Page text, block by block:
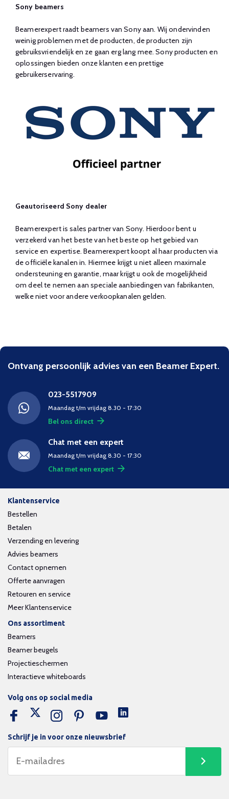
Sony beamers
Beamerexpert raadt beamers van Sony aan. Wij ondervinden
weinig problemen met de producten, de producten zijn
gebruiksvriendelijk en ze gaan erg lang mee. Sony producten en
oplossingen bieden onze klanten een prettige
gebruikerservaring.
Geautoriseerd Sony dealer
Beamerexpert is sales partner van Sony. Hierdoor bent u
verzekerd van het beste van het beste op het gebied van
service en expertise. Beamerexpert koopt al haar producten via
de officiële kanalen in. Hiermee krijgt u niet alleen maximale
ondersteuning en garantie, maar krijgt u ook de mogelijkheid
om deel te nemen aan speciale aanbiedingen van fabrikanten,
welke niet voor andere verkoopkanalen gelden.
Ontvang persoonlijk advies van een Beamer Expert.
023-5517909
Maandag t/m vrijdag 8.30 - 17:30
Bel ons direct
Chat met een expert
Maandag t/m vrijdag 8.30 - 17:30
Chat met een expert
Klantenservice
Bestellen
Betalen
Verzending en levering
Advies beamers
Contact opnemen
Offerte aanvragen
Retouren en service
Meer Klantenservice
Ons assortiment
Beamers
Beamer beugels
Projectieschermen
Interactieve whiteboards
Schrijf je in voor onze nieuwsbrief
Volg ons op social media